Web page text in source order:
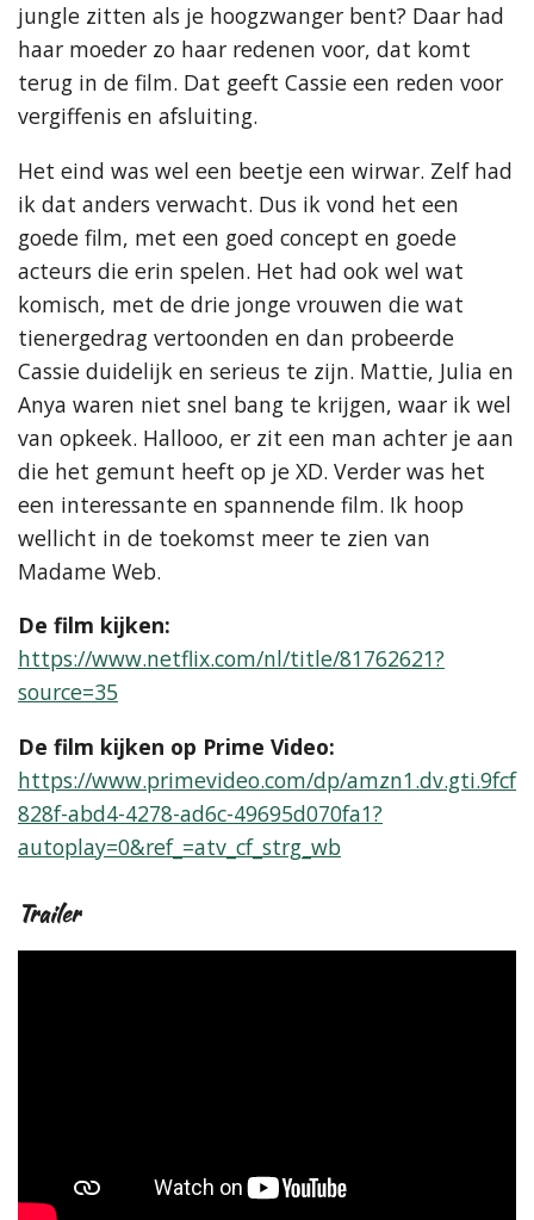
jungle zitten als je hoogzwanger bent? Daar had
haar moeder zo haar redenen voor, dat komt
terug in de film. Dat geeft Cassie een reden voor
vergiffenis en afsluiting.
Het eind was wel een beetje een wirwar. Zelf had
ik dat anders verwacht. Dus ik vond het een
goede film, met een goed concept en goede
acteurs die erin spelen. Het had ook wel wat
komisch, met de drie jonge vrouwen die wat
tienergedrag vertoonden en dan probeerde
Cassie duidelijk en serieus te zijn. Mattie, Julia en
Anya waren niet snel bang te krijgen, waar ik wel
van opkeek. Hallooo, er zit een man achter je aan
die het gemunt heeft op je XD. Verder was het
een interessante en spannende film. Ik hoop
wellicht in de toekomst meer te zien van
Madame Web.
De film kijken:
https://www.netflix.com/nl/title/81762621?
source=35
De film kijken op Prime Video:
https://www.primevideo.com/dp/amzn1.dv.gti.9fcf
828f-abd4-4278-ad6c-49695d070fa1?
autoplay=0&ref_=atv_cf_strg_wb
Trailer